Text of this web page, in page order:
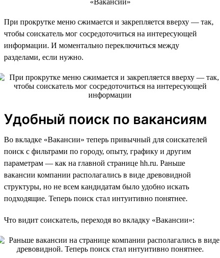
При прокрутке меню сжимается и закрепляется вверху — так,
чтобы соискатель мог сосредоточиться на интересующей
информации. И моментально переключиться между
разделами, если нужно.
Удобный поиск по вакансиям
Во вкладке «Вакансии» теперь привычный для соискателей
поиск с фильтрами по городу, опыту, графику и другим
параметрам — как на главной странице hh.ru. Раньше
вакансии компании располагались в виде древовидной
структуры, но не всем кандидатам было удобно искать
подходящие. Теперь поиск стал интуитивно понятнее.
Что видит соискатель, переходя во вкладку «Вакансии»: